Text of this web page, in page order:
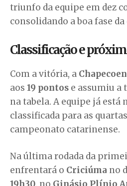
triunfo da equipe em dez
consolidando a boa fase
Classificação e
Com a vitória, a
aos 19 pontos e assumiu a
na tabela. A equipe já
classificada para as
campeonato catarinense.
Na última rodada da
enfrentará o Criciúma no